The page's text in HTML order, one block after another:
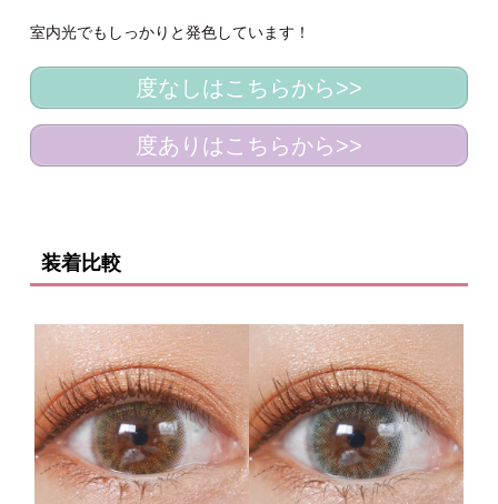
室内光でもしっかりと発色しています！
度なしはこちらから>>
度ありはこちらから>>
装着比較